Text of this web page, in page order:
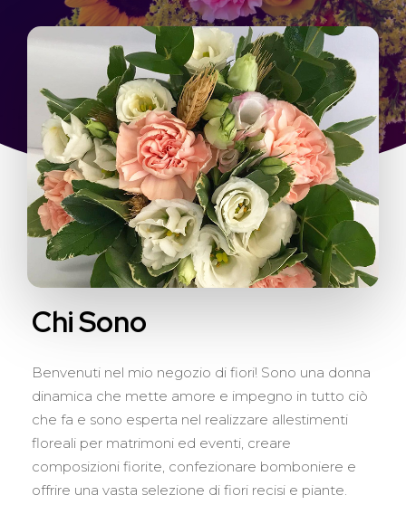
ChiSono
Benvenuti nel mio negozio di fiori! Sono una donna
dinamica che mette amore e impegno in tutto ciò
che fa e sono esperta nel realizzare allestimenti
floreali per matrimoni ed eventi, creare
composizioni fiorite, confezionare bomboniere e
offrire una vasta selezione di fiori recisi e piante.